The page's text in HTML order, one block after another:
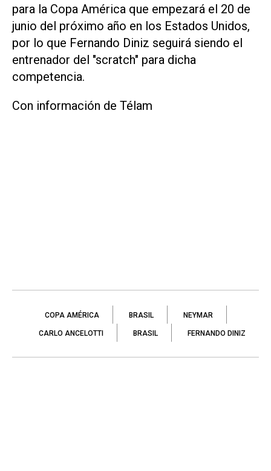
para la Copa América que empezará el 20 de
junio del próximo año en los Estados Unidos,
por lo que Fernando Diniz seguirá siendo el
entrenador del "scratch" para dicha
competencia.
Con información de Télam
COPA AMÉRICA BRASIL NEYMAR
CARLO ANCELOTTI BRASIL FERNANDO DINIZ